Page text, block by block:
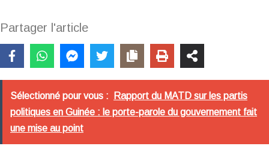
Partager l'article
Sélectionné pour vous :
Rapport du MATD sur les partis
politiques en Guinée : le porte-parole du gouvernement fait
une mise au point